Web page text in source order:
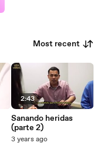
Most recent
2:43
Sanando heridas
(parte 2)
3 years ago